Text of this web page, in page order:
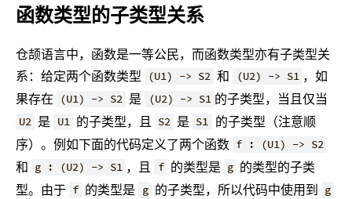
函数类型的子类型关系
仓颉语言中，函数是一等公民，而函数类型亦有子类型关
系：给定两个函数类型
(U1) -> S2 和 (U2) -> S1 ，如
果存在
(U1) -> S2 是 (U2) -> S1 的子类型，当且仅当
U2 是 U1 的子类型，且 S2 是 S1 的子类型（注意顺
序）。例如下面的代码定义了两个函数 f : (U1) -> S2
和 g : (U2) -> S1 ，且 f 的类型是 g 的类型的子类
型。由于 f 的类型是 g 的子类型，所以代码中使用到 g